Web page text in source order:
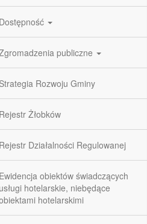
Dostępność
publiczne
Strategia Rozwoju Gminy
Rejestr Żłobków
Rejestr Działalności Regulowanej
Ewidencja obiektów świadczących
usługi hotelarskie, niebędące
hotelarskimi